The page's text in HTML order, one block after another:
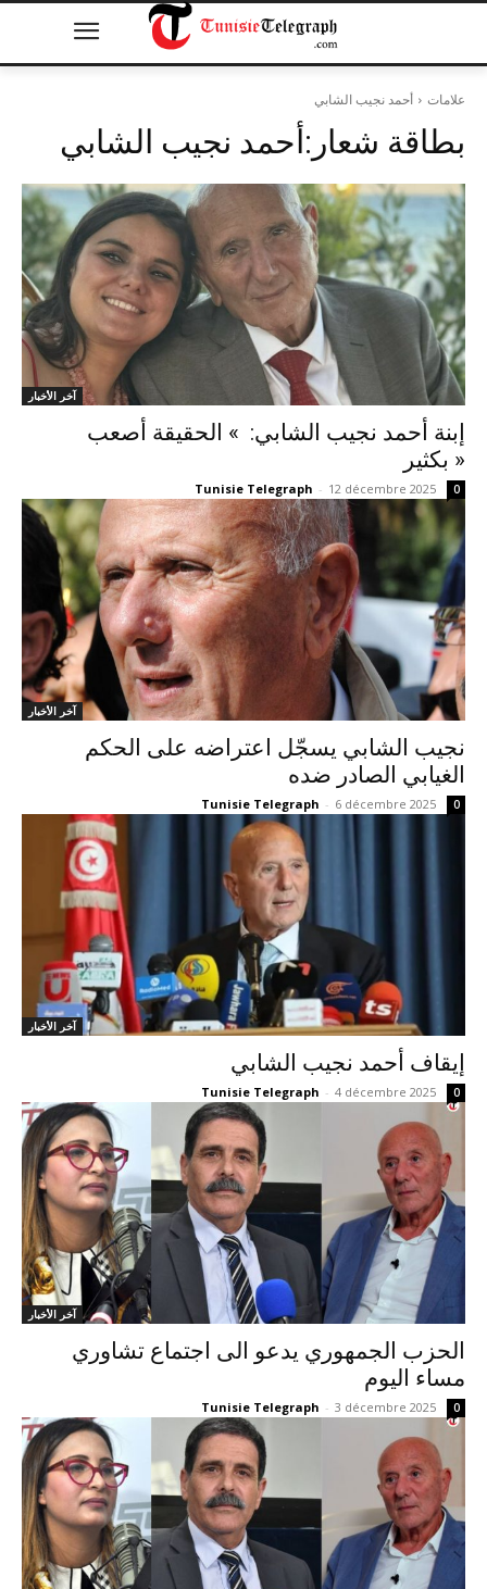
علامات أحمد نجيب الشابي
بطاقة شعار:أحمد نجيب الشابي
آخر الأخبار
إبنة أحمد نجيب الشابي: » الحقيقة أصعب
بكثير »
Tunisie Telegraph - 12 décembre 2025 0
آخر الأخبار
نجيب الشابي يسجّل اعتراضه على الحكم
الغيابي الصادر ضده
Tunisie Telegraph - 6 décembre 2025 0
آخر الأخبار
إيقاف أحمد نجيب الشابي
Tunisie Telegraph - 4 décembre 2025 0
آخر الأخبار
الحزب الجمهوري يدعو الى اجتماع تشاوري
مساء اليوم
Tunisie Telegraph - 3 décembre 2025 0